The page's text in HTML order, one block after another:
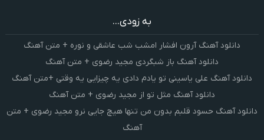
به زودی...
دانلود آهنگ آرون افشار امشب شب عاشقی و نوره + متن آهنگ
دانلود آهنگ باز شبگردی مجید رضوی + متن آهنگ
دانلود آهنگ علی یاسینی تو یادم دادی یه چیزایی یه وقتی +متن آهنگ
دانلود آهنگ مثل تو از مجید رضوی + متن آهنگ
دانلود آهنگ حسود قلبم بدون من تنها هیچ جایی نرو مجید رضوی + متن
آهنگ